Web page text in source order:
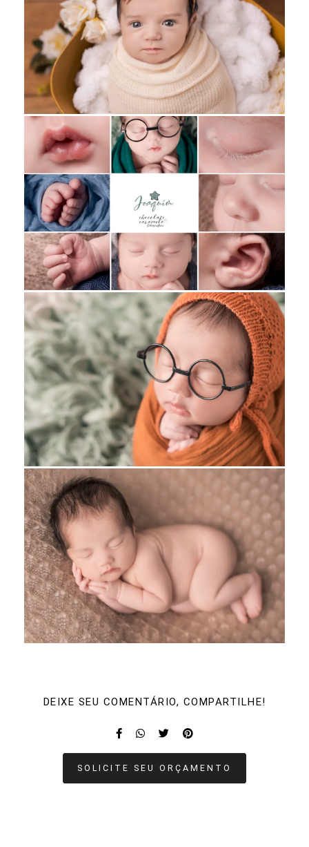
DEIXE SEU COMENTÁRIO, COMPARTILHE!
SOLICITE SEU ORÇAMENTO